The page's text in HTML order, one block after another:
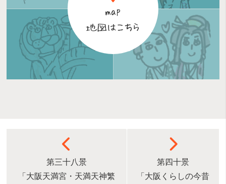
第三十八景
「大阪天満宮・天満天神繁
第四十景
「大阪くらしの今昔